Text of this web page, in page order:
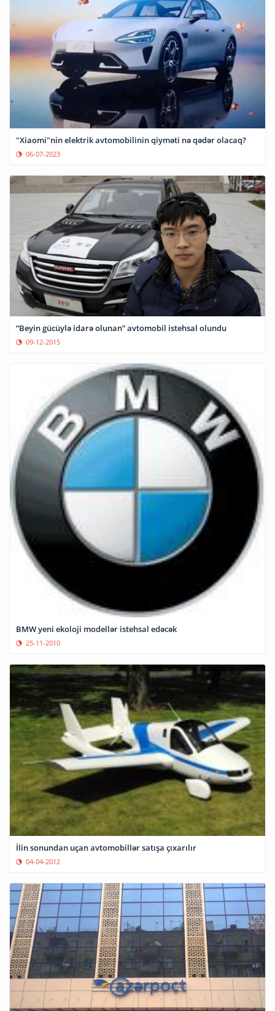
"Xiaomi"nin elektrik avtomobilinin qiyməti nə qədər olacaq?
06-07-2023
“Beyin gücüylə idarə olunan” avtomobil istehsal olundu
09-12-2015
BMW yeni ekoloji modellər istehsal edəcək
25-11-2010
İlin sonundan uçan avtomobillər satışa çıxarılır
04-04-2012